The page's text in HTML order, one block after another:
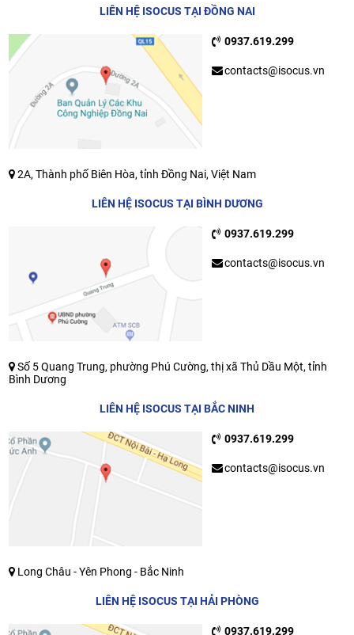
LIÊN HỆ ISOCUS TẠI ĐỒNG NAI
0937.619.299
contacts@isocus.vn
2A, Thành phố Biên Hòa, tỉnh Đồng Nai, Việt Nam
LIÊN HỆ ISOCUS TẠI BÌNH DƯƠNG
0937.619.299
contacts@isocus.vn
Số 5 Quang Trung, phường Phú Cường, thị xã Thủ Dầu Một, tỉnh
Bình Dương
LIÊN HỆ ISOCUS TẠI BẮC NINH
0937.619.299
contacts@isocus.vn
Long Châu - Yên Phong - Bắc Ninh
LIÊN HỆ ISOCUS TẠI HẢI PHÒNG
0937.619.299